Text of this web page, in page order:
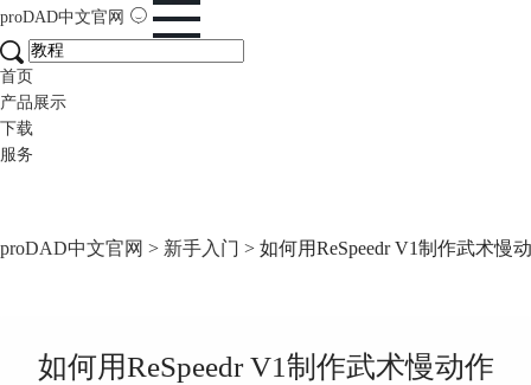
proDAD中文官网
首页
产品展示
下载
服务
proDAD中文官网 > 新手入门 > 如何用ReSpeedr V1制作武术慢
如何用ReSpeedr V1制作武术慢动作